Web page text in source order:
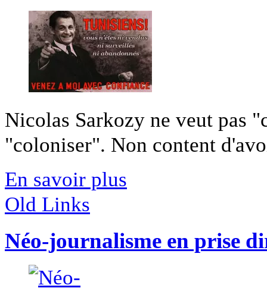
Nicolas Sarkozy ne veut pas
"coloniser". Non content
En savoir plus
Old Links
Néo-journalisme en prise